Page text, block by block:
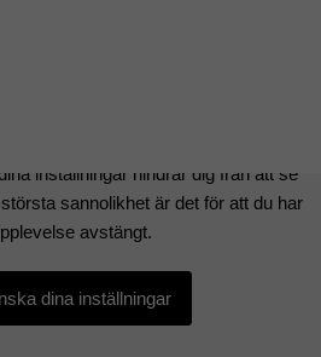
inställningar hindrar dig från att se
sannolikhet är det för att du har
avstängt.
dina inställningar